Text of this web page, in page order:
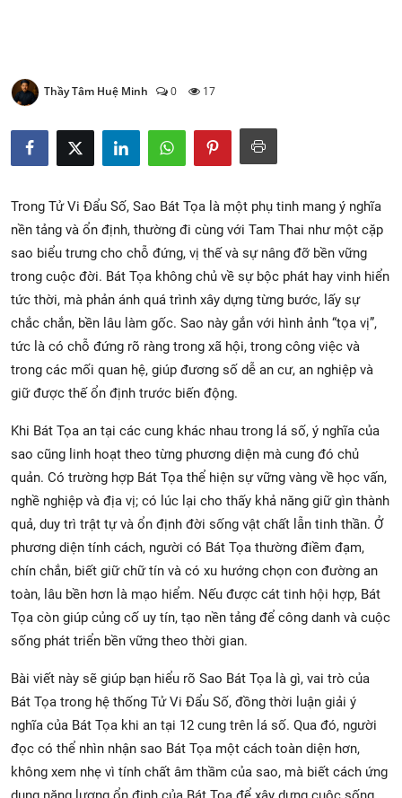
Thầy Tâm Huệ Minh 0 17
Trong Tử Vi Đẩu Số, Sao Bát Tọa là một phụ tinh mang ý nghĩa
nền tảng và ổn định, thường đi cùng với Tam Thai như một cặp
sao biểu trưng cho chỗ đứng, vị thế và sự nâng đỡ bền vững
trong cuộc đời. Bát Tọa không chủ về sự bộc phát hay vinh hiển
tức thời, mà phản ánh quá trình xây dựng từng bước, lấy sự
chắc chắn, bền lâu làm gốc. Sao này gắn với hình ảnh “tọa vị”,
tức là có chỗ đứng rõ ràng trong xã hội, trong công việc và
trong các mối quan hệ, giúp đương số dễ an cư, an nghiệp và
giữ được thế ổn định trước biến động.
Khi Bát Tọa an tại các cung khác nhau trong lá số, ý nghĩa của
sao cũng linh hoạt theo từng phương diện mà cung đó chủ
quản. Có trường hợp Bát Tọa thể hiện sự vững vàng về học vấn,
nghề nghiệp và địa vị; có lúc lại cho thấy khả năng giữ gìn thành
quả, duy trì trật tự và ổn định đời sống vật chất lẫn tinh thần. Ở
phương diện tính cách, người có Bát Tọa thường điềm đạm,
chín chắn, biết giữ chữ tín và có xu hướng chọn con đường an
toàn, lâu bền hơn là mạo hiểm. Nếu được cát tinh hội hợp, Bát
Tọa còn giúp củng cố uy tín, tạo nền tảng để công danh và cuộc
sống phát triển bền vững theo thời gian.
Bài viết này sẽ giúp bạn hiểu rõ Sao Bát Tọa là gì, vai trò của
Bát Tọa trong hệ thống Tử Vi Đẩu Số, đồng thời luận giải ý
nghĩa của Bát Tọa khi an tại 12 cung trên lá số. Qua đó, người
đọc có thể nhìn nhận sao Bát Tọa một cách toàn diện hơn,
không xem nhẹ vì tính chất âm thầm của sao, mà biết cách ứng